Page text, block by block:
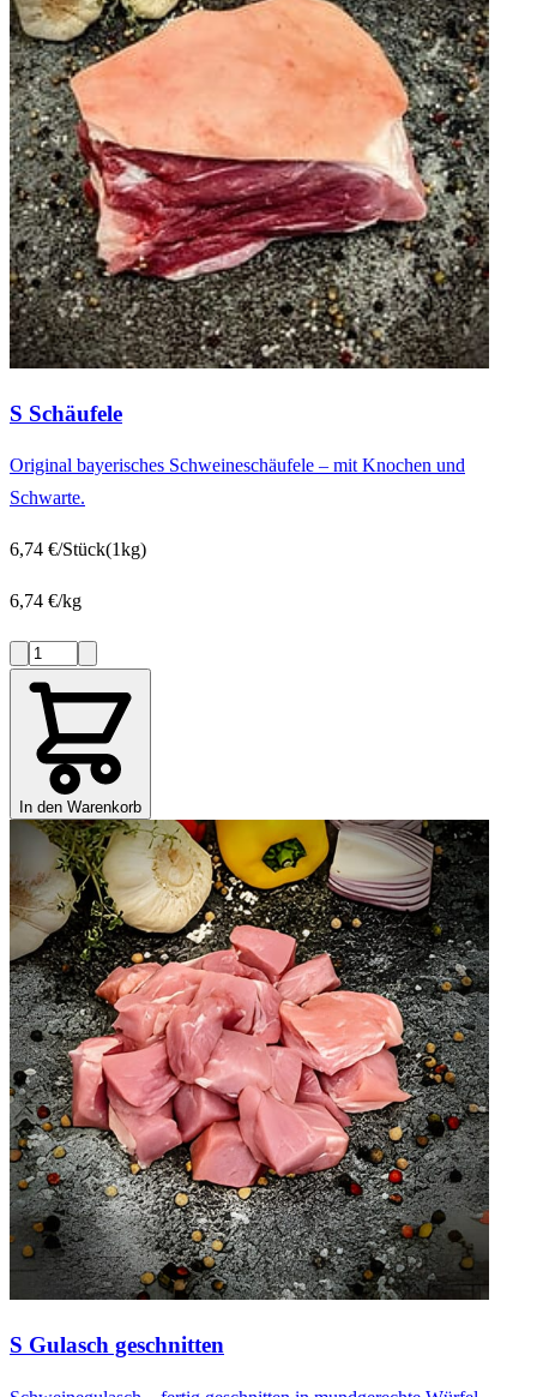
S Schäufele
Original bayerisches Schweineschäufele – mit Knochen und
Schwarte.
6,74 €/Stück(1kg)
6,74 €/kg
In den Warenkorb
S Gulasch geschnitten